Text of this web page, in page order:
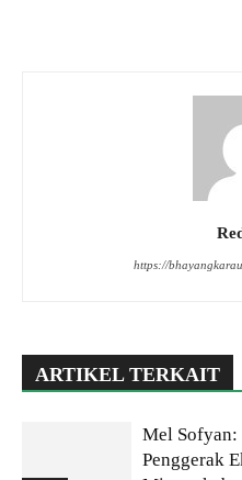
https://
ARTIKEL TERKAIT
Mel Sofyan:
Penggerak